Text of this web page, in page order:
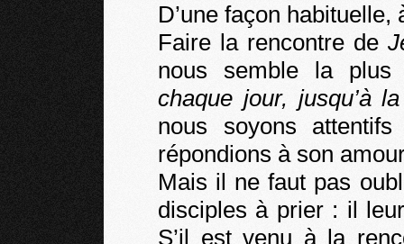
D’une façon
Faire la rencontre de
nous semble la
chaque jour, jusqu’à
nous soyons
répondions à son
Mais il ne faut pas
disciples à prier : il
S’il est venu à la